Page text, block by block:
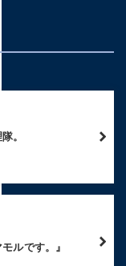
。
ルです。』